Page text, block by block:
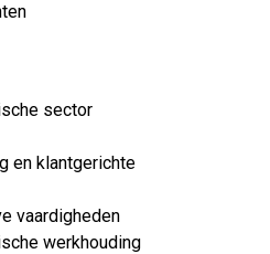
sector
en klantgerichte
vaardigheden
werkhouding